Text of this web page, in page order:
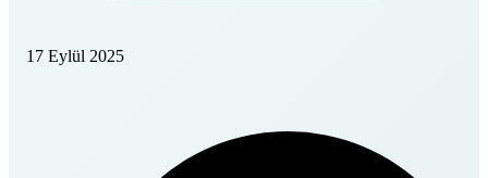
17 Eylül 2025